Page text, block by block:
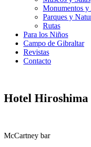
Monumentos y
Parques y
Rutas
Para los Niños
Campo de Gibraltar
Revistas
Contacto
Hotel Hiroshima
McCartney bar